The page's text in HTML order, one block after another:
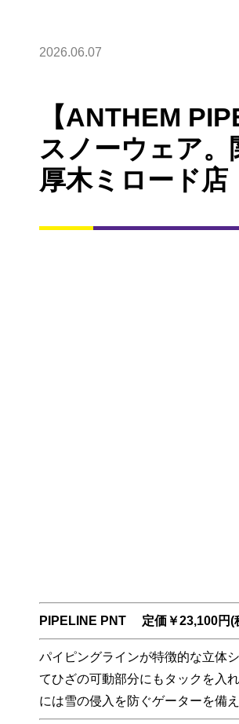
2026.06.07
【ANTHEM
スノーウェア
厚木ミロード店
PIPELINE PNT 定価￥23,100円
パイピングラインが特徴的な立体
てひざの可動部分にもタックを入
には雪の侵入を防ぐゲーターを備